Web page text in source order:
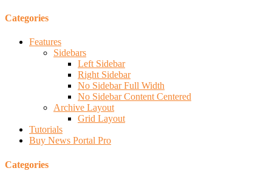
Categories
Features
Sidebars
Left Sidebar
Right Sidebar
No Sidebar Full Width
No Sidebar Content Centered
Archive Layout
Grid Layout
Tutorials
Buy News Portal Pro
Categories